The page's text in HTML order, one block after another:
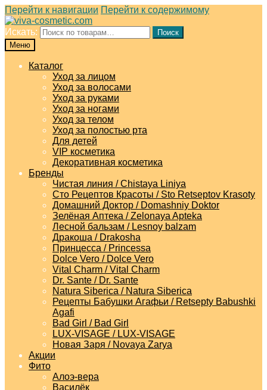
Перейти к навигации Перейти к содержимому
Искать:
Поиск
Меню
Каталог
Уход за лицом
Уход за волосами
Уход за руками
Уход за ногами
Уход за телом
Уход за полостью рта
Для детей
VIP косметика
Декоративная косметика
Бренды
Чистая линия / Chistaya Liniya
Сто Рецептов Красоты / Sto Retseptov Krasoty
Домашний Доктор / Domashniy Doktor
Зелёная Аптека / Zelonaya Apteka
Лесной бальзам / Lesnoy balzam
Дракоша / Drakosha
Принцесса / Princessa
Dolce Vero / Dolce Vero
Vital Charm / Vital Charm
Dr. Sante / Dr. Sante
Natura Siberica / Natura Siberica
Рецепты Бабушки Агафьи / Retsepty Babushki
Agafi
Bad Girl / Bad Girl
LUX-VISAGE / LUX-VISAGE
Новая Заря / Novaya Zarya
Акции
Фито
Алоэ-вера
Василёк